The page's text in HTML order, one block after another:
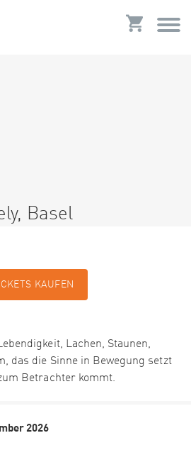
Basel
KAUFEN
Lachen, Staunen,
das die Sinne in Bewegung setzt
Betrachter kommt.
2026